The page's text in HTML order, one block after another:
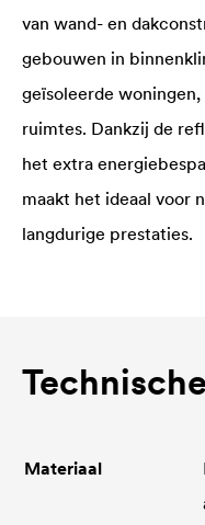
van wand- en
gebouwen in
geïsoleerde
ruimtes. Dankzij de
het extra
maakt het ideaal voor
langdurige prestaties.
Materiaal